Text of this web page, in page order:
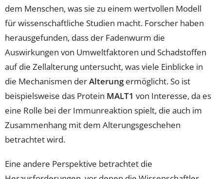
dem Menschen, was sie zu einem wertvollen Modell
für wissenschaftliche Studien macht. Forscher haben
herausgefunden, dass der Fadenwurm die
Auswirkungen von Umweltfaktoren und Schadstoffen
auf die Zellalterung untersucht, was viele Einblicke in
die Mechanismen derAlterungermöglicht. So ist
beispielsweise das Protein MALT1 von Interesse, da es
eine Rolle bei der Immunreaktion spielt, die auch im
Zusammenhang mit dem Alterungsgeschehen
betrachtet wird.
Eine andere Perspektive betrachtet die